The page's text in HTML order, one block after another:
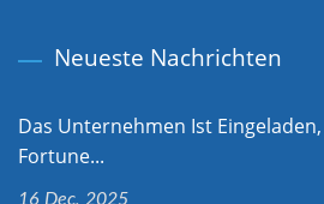
Neueste Nachrichten
Das Unternehmen Ist
Fortune...
16 Dec, 2025